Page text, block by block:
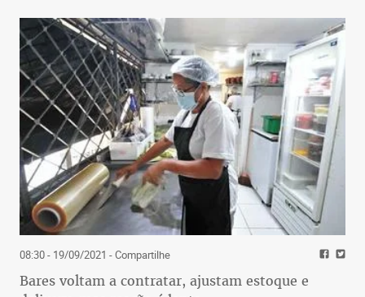
08:30 - 19/09/2021 - Compartilhe
Bares voltam a contratar, ajustam estoque e